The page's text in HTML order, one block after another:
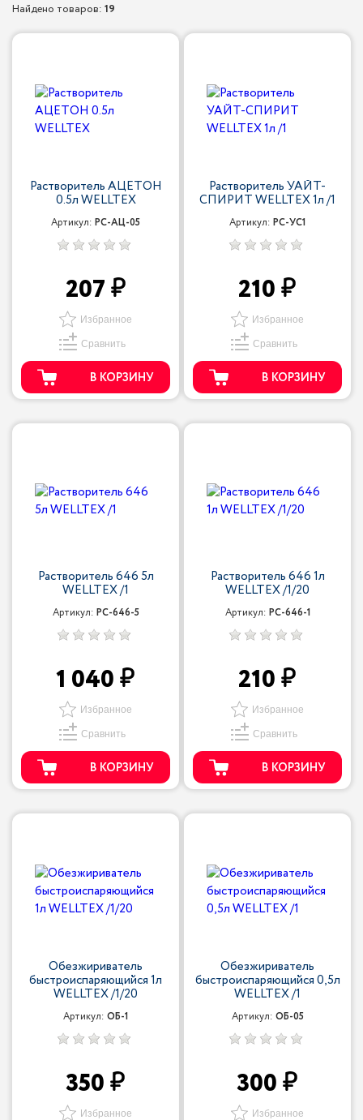
Найдено товаров: 19
Растворитель АЦЕТОН
0.5л WELLTEX
Артикул: РС-АЦ-05
207
Избранное
Сравнить
В КОРЗИНУ
Растворитель УАЙТ-
СПИРИТ WELLTEX 1л /1
Артикул: РС-УС1
210
Избранное
Сравнить
В КОРЗИНУ
Растворитель 646 5л
WELLTEX /1
Артикул: РС-646-5
1 040
Избранное
Сравнить
В КОРЗИНУ
Растворитель 646 1л
WELLTEX /1/20
Артикул: РС-646-1
210
Избранное
Сравнить
В КОРЗИНУ
Обезжириватель
быстроиспаряющийся 1л
WELLTEX /1/20
Артикул: ОБ-1
350
Избранное
Обезжириватель
быстроиспаряющийся 0,5л
WELLTEX /1
Артикул: ОБ-05
300
Избранное